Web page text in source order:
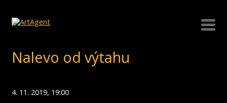
Nalevo od výtahu
4. 11. 2019, 19:00